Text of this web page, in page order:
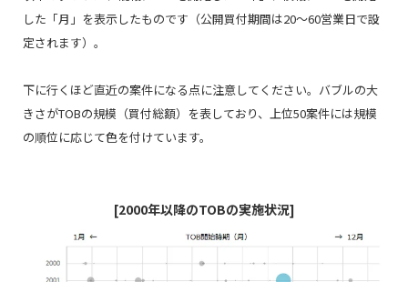
した「月」を表示したものです（公開買付期間は20～60営業日で設
定されます）。
下に行くほど直近の案件になる点に注意してください。バブルの大
きさがTOBの規模（買付総額）を表しており、上位50案件には規模
の順位に応じて色を付けています。
[2000年以降のTOBの実施状況]